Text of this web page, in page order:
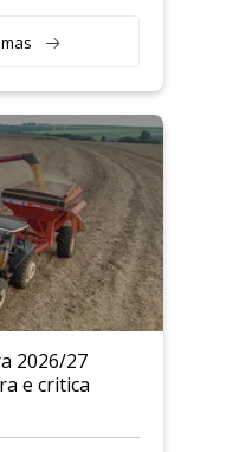
2026/27
e critica